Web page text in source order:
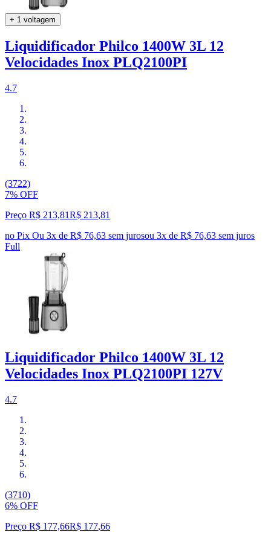
+ 1 voltagem
Liquidificador Philco 1400W 3L 12
Velocidades Inox PLQ2100PI
4.7
(3722)
7% OFF
Preço R$ 213,81R$ 213,81
no Pix Ou 3x de R$ 76,63 sem jurosou 3x de R$ 76,63 sem juros
Full
Liquidificador Philco 1400W 3L 12
Velocidades Inox PLQ2100PI 127V
4.7
(3710)
6% OFF
Preço R$ 177,66R$ 177,66